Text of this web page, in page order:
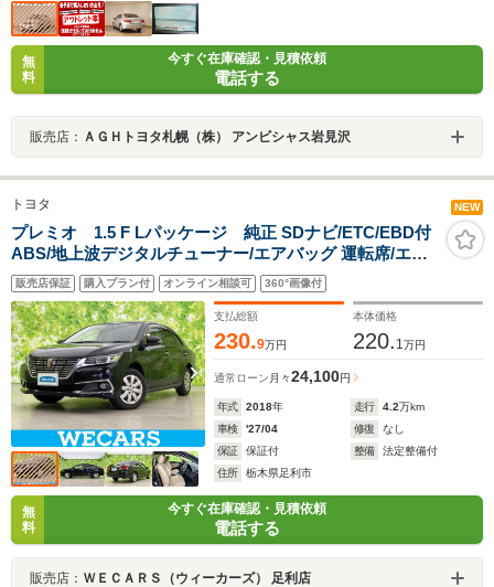
無
料
今すぐ在庫確認・見積依頼
電話する
販売店： ＡＧＨトヨタ札幌（株） アンビシャス岩見沢
トヨタ NEW
プレミオ 1.5 F Lパッケージ 純正 SDナビ/ETC/EBD付
ABS/地上波デジタルチューナー/エアバッグ 運転席/エア
バッグ 助手席/パワーウインドウ/キーレスエントリー/オ
ートエアコン/パワーステアリング/盗難防止システム
販売店保証 購入プラン付 オンライン相談可 360°画像付
支払総額
230.9万円
本体価格
220. 1万円
通常ローン 月々24,100円
年式 2018年 走行 4.2万km
車検
'27/04 修復
なし
保証
保証付 整備
法定整備付
住所
栃木県足利市
無
料
今すぐ在庫確認・見積依頼
電話する
販売店： ＷＥＣＡＲＳ（ウィーカーズ） 足利店